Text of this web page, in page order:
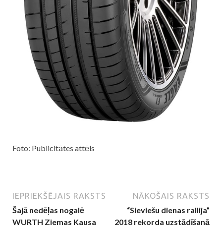
Foto: Publicitātes attēls
IEPRIEKŠĒJAIS RAKSTS
Šajā nedēļas nogalē
WURTH Ziemas Kausa
NĀKOŠAIS RAKSTS
“Sieviešu dienas rallija”
2018 rekorda uzstādīšanā